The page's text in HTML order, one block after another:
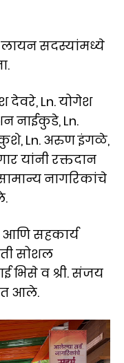
लायन सदस्यांमध्ये
देवरे, Ln. योगेश
नाईकुडे, Ln.
Ln. अरुण इंगळे,
यांनी रक्तदान
नागरिकांचे
आणि सहकार्य
सोशल
भिसे व श्री. संजय
आले.